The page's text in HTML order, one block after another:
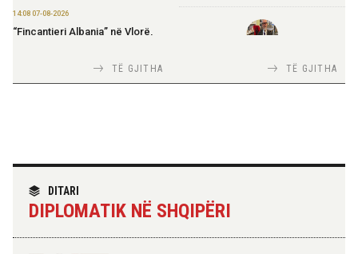
14:08 07-08-2026
“Fincantieri Albania” në Vlorë,
praktikat më të mira
14:03 07-08-2026
Kadastra: Regjistrimi i
brenda 30 ditëve nga çelja e
TË GJITHA TIRANA DIPLOMAT
TIRANA DIPLOMAT
Skënderbeut dhe Ismail
TË GJITHA
DITARI
DIPLOMATIK NË SHQIPËRI